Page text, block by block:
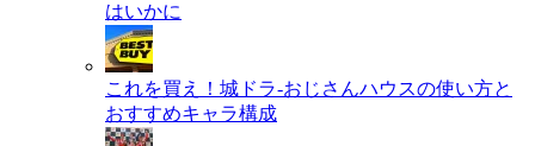
はいかに
これを買え！城ドラ-おじさんハウスの使い方と
おすすめキャラ構成